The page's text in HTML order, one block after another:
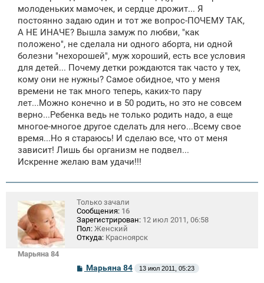
молоденьких мамочек, и сердце дрожит... Я
постоянно задаю один и тот же вопрос-ПОЧЕМУ ТАК,
А НЕ ИНАЧЕ? Вышла замуж по любви, "как
положено", не сделала ни одного аборта, ни одной
болезни "нехорошей", муж хороший, есть все условия
для детей... Почему детки рождаются так часто у тех,
кому они не нужны? Самое обидное, что у меня
времени не так много теперь, каких-то пару
лет...Можно конечно и в 50 родить, но это не совсем
верно...Ребенка ведь не только родить надо, а еще
многое-многое другое сделать для него...Всему свое
время...Но я стараюсь! И сделаю все, что от меня
зависит! Лишь бы организм не подвел...
Искренне желаю вам удачи!!!
Марьяна 84
Только зачали
Сообщения: 16
Зарегистрирован: 12 июл 2011, 06:58
Пол: Женский
Откуда: Красноярск
С
о
Марьяна 84 13 июл 2011, 05:23